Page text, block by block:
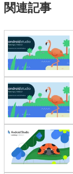
関連記事